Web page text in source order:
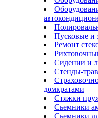
Пусковые и
Ремонт
Сидении и
Стенды-
домкратами
Стяжки
Сьемники
Сьемники